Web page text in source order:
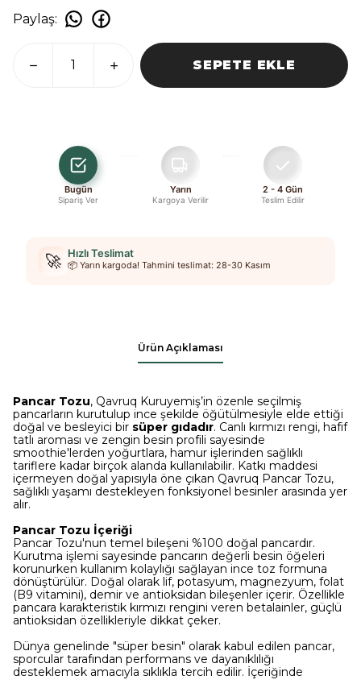
Paylaş:
SEPETE EKLE
Bugün
Sipariş Ver
Yarın
Kargoya Verilir
2 - 4 Gün
Teslim Edilir
🚀 Hızlı Teslimat
📦 Yarın kargoda! Tahmini teslimat: 28-30 Kasım
Ürün Açıklaması
Pancar Tozu, Qavruq Kuruyemiş’in özenle seçilmiş
pancarların kurutulup ince şekilde öğütülmesiyle elde ettiği
doğal ve besleyici bir süper gıdadır. Canlı kırmızı rengi, hafif
tatlı aroması ve zengin besin profili sayesinde
smoothie'lerden yoğurtlara, hamur işlerinden sağlıklı
tariflere kadar birçok alanda kullanılabilir. Katkı maddesi
içermeyen doğal yapısıyla öne çıkan Qavruq Pancar Tozu,
sağlıklı yaşamı destekleyen fonksiyonel besinler arasında yer
alır.
Pancar Tozu İçeriği
Pancar Tozu'nun temel bileşeni %100 doğal pancardır.
Kurutma işlemi sayesinde pancarın değerli besin öğeleri
korunurken kullanım kolaylığı sağlayan ince toz formuna
dönüştürülür. Doğal olarak lif, potasyum, magnezyum, folat
(B9 vitamini), demir ve antioksidan bileşenler içerir. Özellikle
pancara karakteristik kırmızı rengini veren betalainler, güçlü
antioksidan özellikleriyle dikkat çeker.
Dünya genelinde "süper besin" olarak kabul edilen pancar,
sporcular tarafından performans ve dayanıklılığı
desteklemek amacıyla sıklıkla tercih edilir. İçeriğinde